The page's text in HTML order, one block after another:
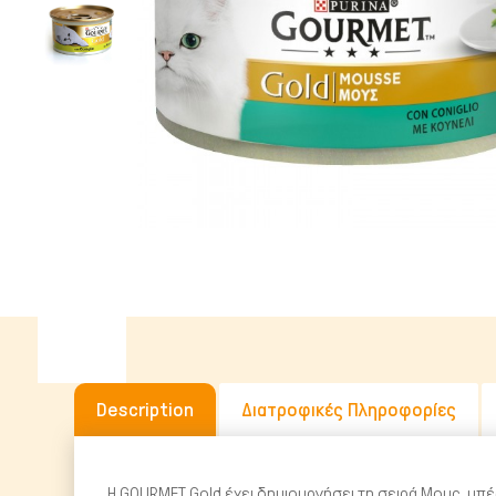
Υγρή Τροφή
Ωμή Τροφή Σκύλου
Description Διατροφικές Πληροφορίες